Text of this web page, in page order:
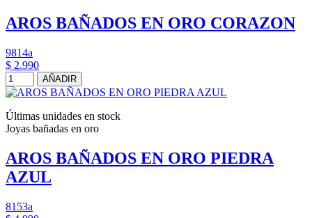
AROS BAÑADOS EN ORO CORAZON
9814a
$ 2.990
AÑADIR
Últimas unidades en stock
Joyas bañadas en oro
AROS BAÑADOS EN ORO PIEDRA
AZUL
8153a